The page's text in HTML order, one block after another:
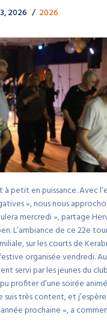
2026 2026
petit en puissance. Avec
», nous nous
mercredi », partage
L’ambiance de ce 22e
sur les courts de
organisée vendredi.
servi par les jeunes du
profiter d’une soirée
suis très content, et
prochaine », a